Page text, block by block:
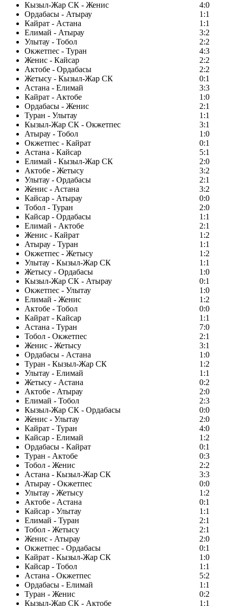
Кызыл-Жар СК - Женис
4:0
Ордабасы - Атырау
1:1
Кайрат - Астана
1:1
Елимай - Атырау
3:2
Улытау - Тобол
2:2
Окжетпес - Туран
4:3
Женис - Кайсар
2:2
Актобе - Ордабасы
2:2
Жетысу - Кызыл-Жар СК
0:1
Астана - Елимай
3:3
Кайрат - Актобе
1:0
Ордабасы - Женис
2:1
Туран - Улытау
1:1
Кызыл-Жар СК - Окжетпес
3:1
Атырау - Тобол
1:0
Окжетпес - Кайрат
0:1
Астана - Кайсар
5:1
Елимай - Кызыл-Жар СК
2:0
Актобе - Жетысу
3:2
Улытау - Ордабасы
2:1
Женис - Астана
3:2
Кайсар - Атырау
0:0
Тобол - Туран
2:0
Кайсар - Ордабасы
1:1
Елимай - Актобе
2:1
Женис - Кайрат
1:2
Атырау - Туран
1:1
Окжетпес - Жетысу
1:2
Улытау - Кызыл-Жар СК
1:1
Жетысу - Ордабасы
1:0
Кызыл-Жар СК - Атырау
0:1
Окжетпес - Улытау
1:0
Елимай - Женис
1:2
Актобе - Тобол
0:0
Кайрат - Кайсар
1:1
Астана - Туран
7:0
Тобол - Окжетпес
2:1
Женис - Жетысу
3:1
Ордабасы - Астана
1:0
Туран - Кызыл-Жар СК
1:2
Улытау - Елимай
1:1
Жетысу - Астана
0:2
Актобе - Атырау
2:0
Елимай - Тобол
2:3
Кызыл-Жар СК - Ордабасы
0:0
Женис - Улытау
2:0
Кайрат - Туран
4:0
Кайсар - Елимай
1:2
Ордабасы - Кайрат
0:1
Туран - Актобе
0:3
Тобол - Женис
2:2
Астана - Кызыл-Жар СК
3:3
Атырау - Окжетпес
0:0
Улытау - Жетысу
1:2
Актобе - Астана
0:1
Кайсар - Улытау
1:1
Елимай - Туран
2:1
Тобол - Жетысу
2:1
Женис - Атырау
2:0
Окжетпес - Ордабасы
0:1
Кайрат - Кызыл-Жар СК
1:0
Кайсар - Тобол
1:1
Астана - Окжетпес
5:2
Ордабасы - Елимай
1:1
Туран - Женис
0:2
Кызыл-Жар СК - Актобе
1:1